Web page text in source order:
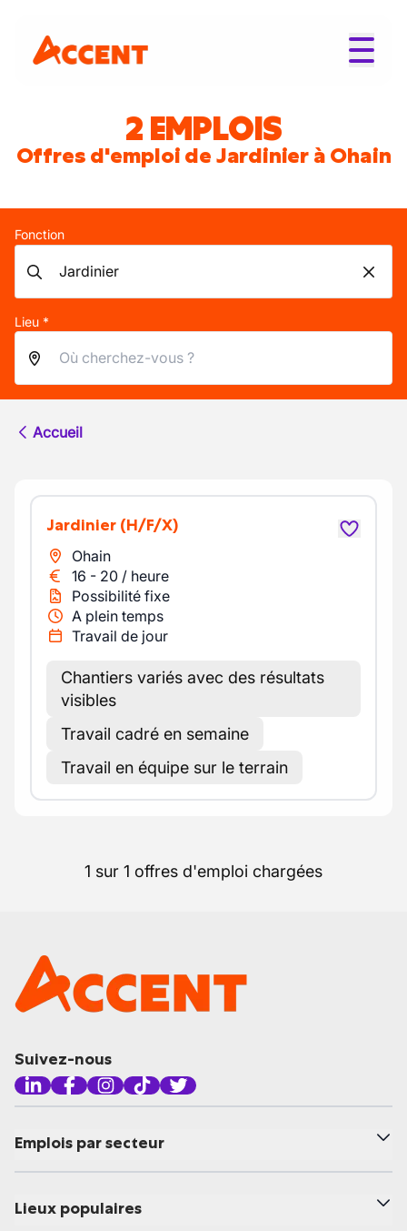
2 EMPLOIS
Offres d'emploi de Jardinier à Ohain
Fonction
Lieu *
Accueil
Jardinier (H/F/X)
Ohain
16 - 20 / heure
Possibilité fixe
A plein temps
Travail de jour
Chantiers variés avec des résultats
visibles
Travail cadré en semaine
Travail en équipe sur le terrain
1 sur 1 offres d'emploi chargées
Suivez-nous
Emplois par secteur
Lieux populaires